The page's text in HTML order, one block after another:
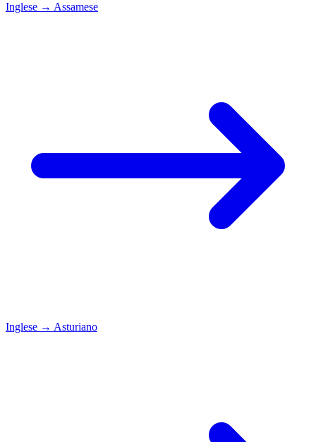
Inglese → Assamese
Inglese → Asturiano